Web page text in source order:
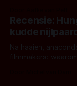
achtergrond,
iets ongrijpbaars.
waar.
Recensie:
kudde
Na haaien,
filmmakers: